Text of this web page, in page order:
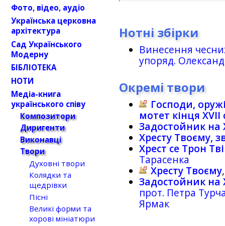
Нотні збірки
Винесення
упоряд.
Окремі твори
Господи,
мотет кінця XVII
Задостойник на
Хресту Твоєму,
Хрест се Трон
Тарасенка
Хресту Твоєму
Задостойник на
прот. Петра
Ярмак
Фото, відео, аудіо
Українська церковна
архітектура
Сад Українського
Модерну
БІБЛІОТЕКА
НОТИ
Медіа-книга
українського співу
Композитори
Диригенти
Виконавці
Твори
Духовні твори
Колядки та
щедрівки
Пісні
Великі форми та
хорові мініатюри